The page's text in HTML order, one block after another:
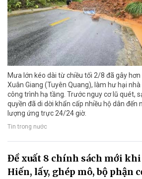
Mưa lớn kéo dài từ chiều tối 2/8 đã gây
Xuân Giang (Tuyên Quang), làm hư hại
công trình hạ tầng. Trước nguy cơ lũ quét,
quyền đã di dời khẩn cấp nhiều hộ dân đến
lượng ứng trực 24/24 giờ.
Tin trong nước
Đề xuất 8 chính sách mới khi
Hiến, lấy, ghép mô, bộ phận